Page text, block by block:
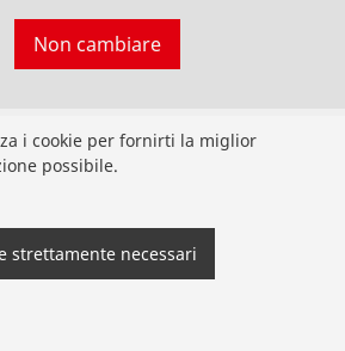
Non cambiare
i cookie per fornirti la miglior
possibile.
strettamente necessari